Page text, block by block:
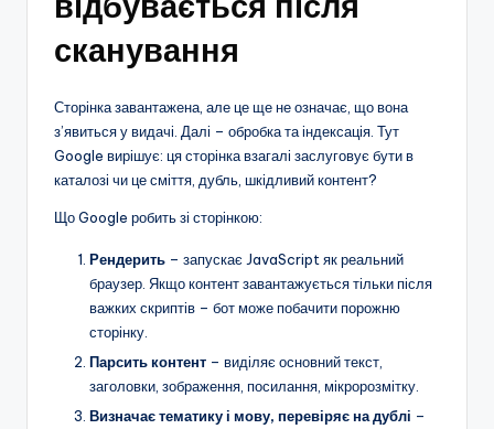
сканування
Сторінка завантажена, але це ще не означає, що вона
з’явиться у видачі. Далі – обробка та індексація. Тут
Google вирішує: ця сторінка взагалі заслуговує бути в
каталозі чи це сміття, дубль, шкідливий контент?
Що Google робить зі сторінкою:
Рендерить – запускає JavaScript як реальний
браузер. Якщо контент завантажується тільки після
важких скриптів – бот може побачити порожню
сторінку.
Парсить контент – виділяє основний текст,
заголовки, зображення, посилання, мікророзмітку.
Визначає тематику і мову, перевіряє на дублі –